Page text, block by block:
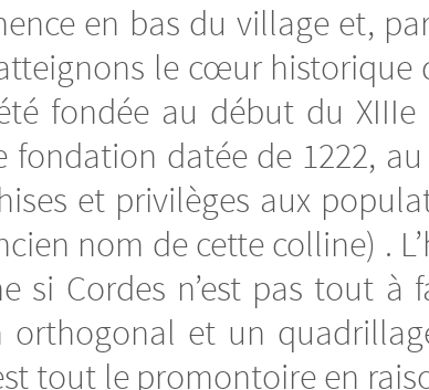
en bas du village et,
le cœur
fondée au début du
fondation datée de 1222,
et privilèges aux
nom de cette colline) .
si Cordes n’est pas tout à
et un
tout le promontoire en